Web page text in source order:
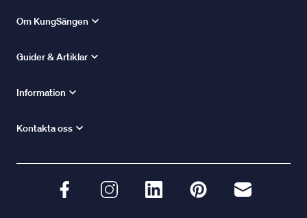
Om KungSängen
Guider & Artiklar
Information
Kontakta oss